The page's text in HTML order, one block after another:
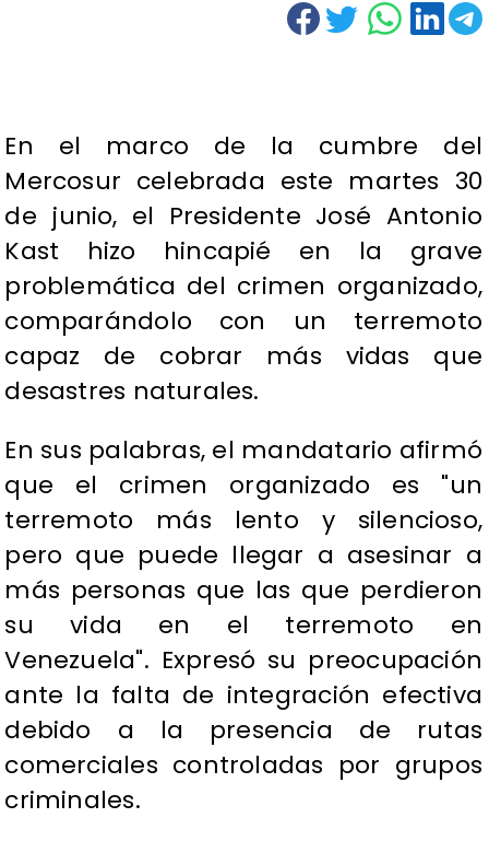
En el marco de la cumbre del
Mercosur celebrada este martes 30
de junio, el Presidente José Antonio
Kast hizo hincapié en la grave
problemática del crimen organizado,
comparándolo con un terremoto
capaz de cobrar más vidas que
desastres naturales.
En sus palabras, el mandatario afirmó
que el crimen organizado es "un
terremoto más lento y silencioso,
pero que puede llegar a asesinar a
más personas que las que perdieron
su vida en el terremoto en
Venezuela". Expresó su preocupación
ante la falta de integración efectiva
debido a la presencia de rutas
comerciales controladas por grupos
criminales.